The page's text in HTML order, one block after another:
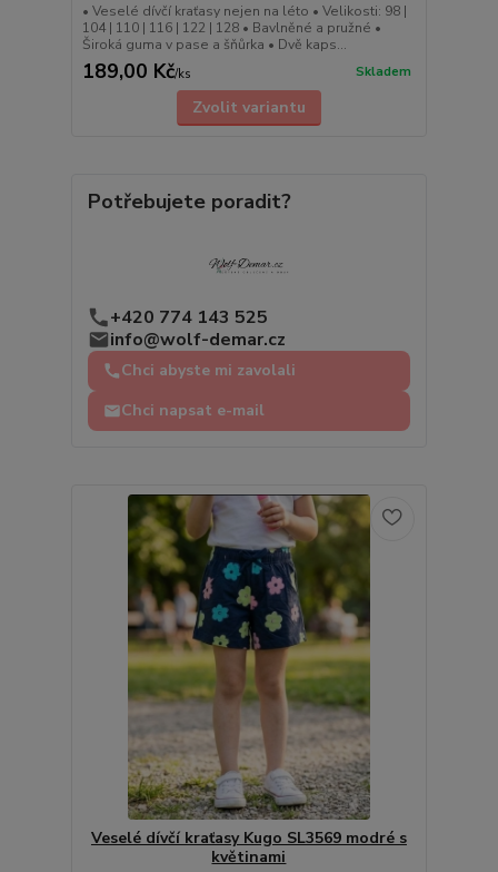
• Veselé dívčí kraťasy nejen na léto • Velikosti: 98 |
104 | 110 | 116 | 122 | 128 • Bavlněné a pružné •
Široká guma v pase a šňůrka • Dvě kaps...
189,00 Kč/ks Skladem
Zvolit variantu
Potřebujete poradit?
+420 774 143 525
info@wolf-demar.cz
Chci abyste mi zavolali
Chci napsat e-mail
Veselé dívčí kraťasy Kugo SL3569 modré s
květinami